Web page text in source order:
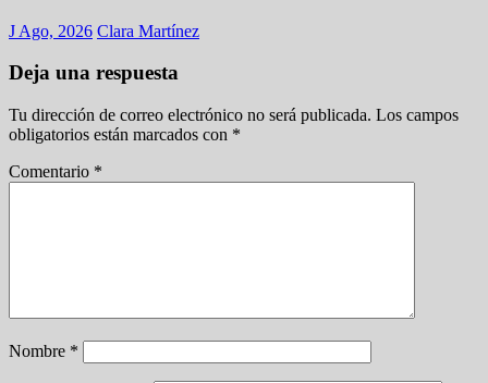
J Ago, 2026 Clara Martínez
Deja una respuesta
Tu dirección de correo electrónico no será publicada. Los campos
obligatorios están marcados con *
Comentario *
Nombre *